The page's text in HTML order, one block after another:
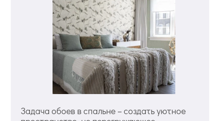
Задача обоев в спальне – создать уютное